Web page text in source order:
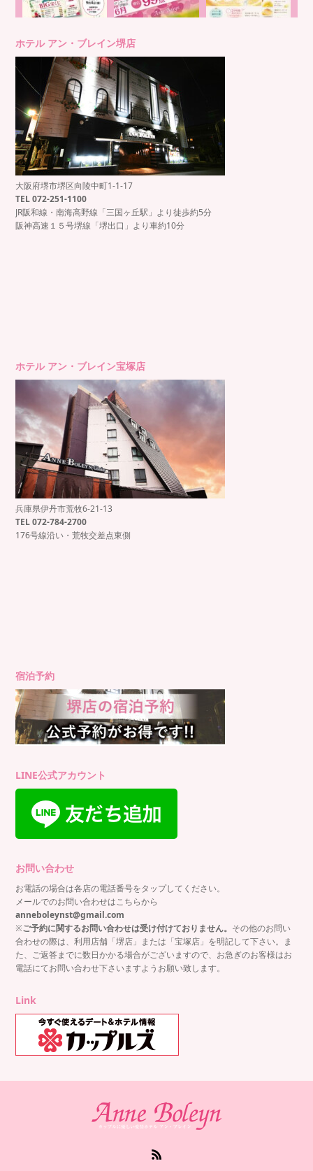
もっと見る
ホテル アン・ブレイン堺店
大阪府堺市堺区向陵中町1-1-17
TEL 072-251-1100
JR阪和線・南海高野線「三国ヶ丘駅」より徒歩約5分
阪神高速１５号堺線「堺出口」より車約10分
ホテル アン・ブレイン宝塚店
兵庫県伊丹市荒牧6-21-13
TEL 072-784-2700
176号線沿い・荒牧交差点東側
宿泊予約
LINE公式アカウント
お問い合わせ
お電話の場合は各店の電話番号をタップしてください。
メールでのお問い合わせはこちらから
anneboleynst@gmail.com
※ご予約に関するお問い合わせは受け付けておりません。 その他のお問い
合わせの際は、利用店舗「堺店」または「宝塚店」を明記して下さい。ま
た、ご返答までに数日かかる場合がございますので、お急ぎのお客様はお
電話にてお問い合わせ下さいますようお願い致します。
Link